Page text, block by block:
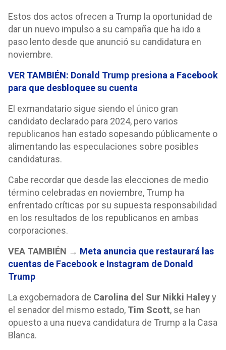
Estos dos actos ofrecen a Trump la oportunidad de
dar un nuevo impulso a su campaña que ha ido a
paso lento desde que anunció su candidatura en
noviembre.
VER TAMBIÉN: Donald Trump presiona a Facebook
para que desbloquee su cuenta
El exmandatario sigue siendo el único gran
candidato declarado para 2024, pero varios
republicanos han estado sopesando públicamente o
alimentando las especulaciones sobre posibles
candidaturas.
Cabe recordar que desde las elecciones de medio
término celebradas en noviembre, Trump ha
enfrentado críticas por su supuesta responsabilidad
en los resultados de los republicanos en ambas
corporaciones.
VEA TAMBIÉN → Meta anuncia que restaurará las
cuentas de Facebook e Instagram de Donald
Trump
La exgobernadora de Carolina del Sur Nikki Haleyy
el senador del mismo estado, Tim Scott, se han
opuesto a una nueva candidatura de Trump a la Casa
Blanca.